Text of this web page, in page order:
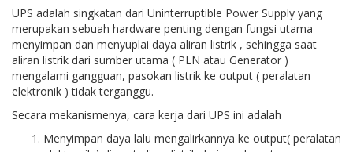
UPS adalah singkatan dari Uninterruptible Power Supply yang
merupakan sebuah hardware penting dengan fungsi utama
menyimpan dan menyuplai daya aliran listrik , sehingga saat
aliran listrik dari sumber utama ( PLN atau Generator )
mengalami gangguan, pasokan listrik ke output ( peralatan
elektronik ) tidak terganggu.
Secara mekanismenya, cara kerja dari UPS ini adalah
Menyimpan daya lalu mengalirkannya ke output( peralatan